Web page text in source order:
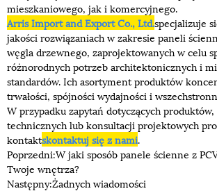
mieszkaniowego, jak i komercyjnego.
Arris Import and Export Co., Ltd.specjalizuje
jakości rozwiązaniach w zakresie paneli
węgla drzewnego, zaprojektowanych w celu
różnorodnych potrzeb architektonicznych i
standardów. Ich asortyment produktów
trwałości, spójności wydajności i
W przypadku zapytań dotyczących
technicznych lub konsultacji projektowych
kontaktskontaktuj się z nami.
Poprzedni:W jaki sposób panele ścienne z
Twoje wnętrza?
Następny:Żadnych wiadomości